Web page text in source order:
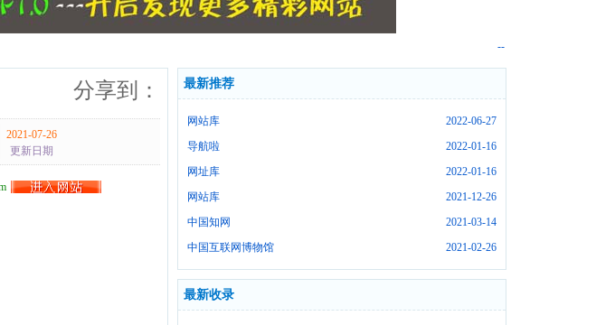
--
分享到：
2021-07-26
更新日期
最新推荐
2022-06-27
网站库
2022-01-16
导航啦
2022-01-16
网址库
2021-12-26
网站库
2021-03-14
中国知网
2021-02-26
中国互联网博物馆
最新收录